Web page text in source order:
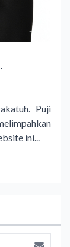
Puji
ini...